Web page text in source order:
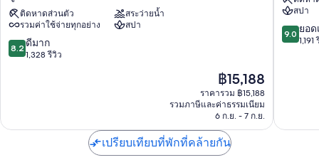
พรีเมียม และพื้นที่ทำงานแบบใช้แล็ปท็อป รวมถึงสิ่งที่น่าประทับใจอย่าง
เครื่องปรับอากาศ และห้องนั่งเล่นแยกเป็นสัดส่วน ผู้เข้าพักต่างรีวิวว่าชื่น
ชอบห้องพักที่สะอาดของที่พักแห่งนี้
สิ่งอำนวยความสะดวกอื่นๆ ได้แก่
ตู้เสื้อผ้า, ห้องนั่งเล่นแยกเป็นสัดส่วน และตู้เย็น
โกรฟบีช
โค
เรน
ดอน
ซีฟ,
ติดหาดส่วนตัว
สระว่ายน้ำ
รวมค่าใช้จ่ายทุกอย่าง
สปา
8.2
จาก
8.2 ดีมาก
1,328 รีวิว
ราคา
ปัจจุบัน
คือ
฿15,188
฿15,188
ราคารวม ฿15,188
รวมภาษีและค่าธรรมเนียม
6 ก.ย. - 7 ก.ย.
ปิ
สกา
เดรา
สปา
9.0
จาก
9.0 ยอด
1,191
เปรียบเทียบที่พักที่คล้ายกัน